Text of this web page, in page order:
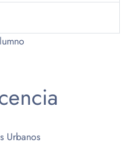
Urbanos